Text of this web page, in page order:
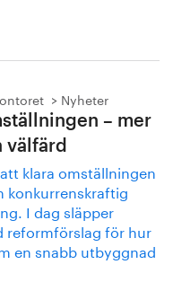
Nyheter
– mer
välfärd
klara omställningen
konkurrenskraftig
I dag släpper
reformförslag för hur
en snabb utbyggnad